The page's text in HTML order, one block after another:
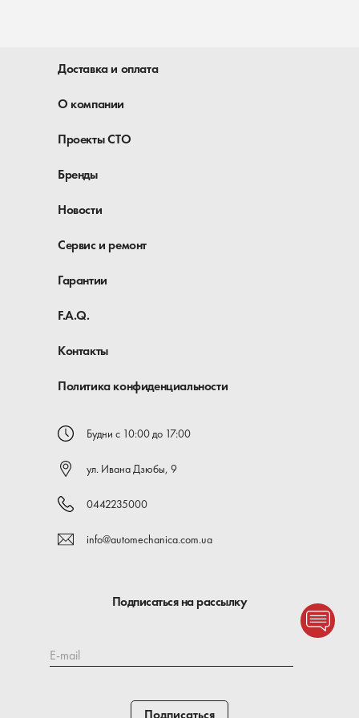
Доставка и оплата
О компании
Проекты СТО
Бренды
Новости
Сервис и ремонт
Гарантии
F.A.Q.
Контакты
Политика конфиденциальности
Будни с 10:00 до 17:00
ул. Ивана Дзюбы, 9
0442235000
info@automechanica.com.ua
Подписаться на рассылку
E-mail
Подписаться